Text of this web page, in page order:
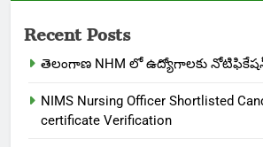
Recent Posts
తెలంగాణ NHM లో ఉద్యోగాలకు
NIMS Nursing Officer Shortlisted
certificate Verification